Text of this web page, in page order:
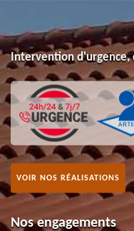
Intervention d'urgence,
VOIR NOS RÉALISATIONS
Nos engagements